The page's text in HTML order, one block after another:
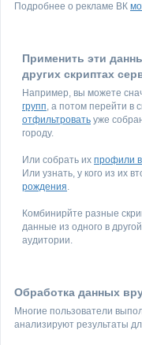
Подробнее о рекламе ВК
Применить эти
других скриптах
Например, вы можете
групп, а потом перейти в
отфильтровать уже
городу.
Или собрать их профили в
Или узнать, у кого из их
рождения.
Комбинирйте разные
данные из одного в
аудитории.
Обработка данных
Многие пользователи
анализируют результаты